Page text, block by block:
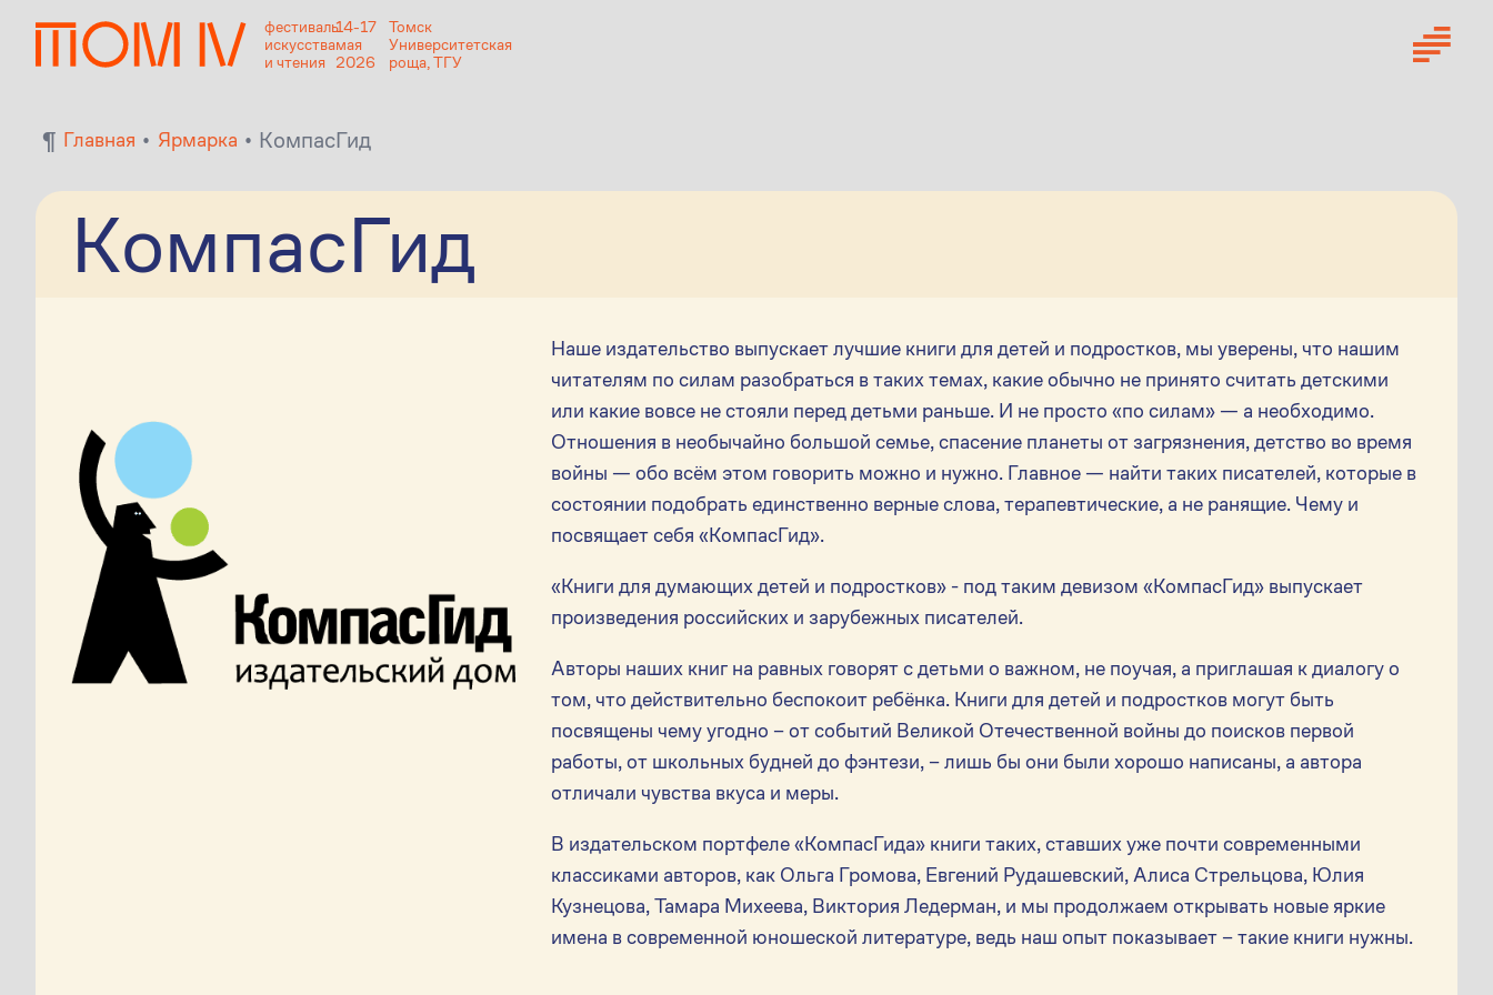
фестиваль
искусства
и чтения
14-17
мая
2026
Томск
Университетская
роща, ТГУ
¶ Главная • Ярмарка • КомпасГид
КомпасГид
Наше издательство выпускает лучшие книги для детей и подростков, мы уверены, что нашим
читателям по силам разобраться в таких темах, какие обычно не принято считать детскими
или какие вовсе не стояли перед детьми раньше. И не просто «по силам» — а необходимо.
Отношения в необычайно большой семье, спасение планеты от загрязнения, детство во время
войны — обо всём этом говорить можно и нужно. Главное — найти таких писателей, которые в
состоянии подобрать единственно верные слова, терапевтические, а не ранящие. Чему и
посвящает себя «КомпасГид».
«Книги для думающих детей и подростков» - под таким девизом «КомпасГид» выпускает
произведения российских и зарубежных писателей.
Авторы наших книг на равных говорят с детьми о важном, не поучая, а приглашая к диалогу о
том, что действительно беспокоит ребёнка. Книги для детей и подростков могут быть
посвящены чему угодно – от событий Великой Отечественной войны до поисков первой
работы, от школьных будней до фэнтези, – лишь бы они были хорошо написаны, а автора
отличали чувства вкуса и меры.
В издательском портфеле «КомпасГида» книги таких, ставших уже почти современными
классиками авторов, как Ольга Громова, Евгений Рудашевский, Алиса Стрельцова, Юлия
Кузнецова, Тамара Михеева, Виктория Ледерман, и мы продолжаем открывать новые яркие
имена в современной юношеской литературе, ведь наш опыт показывает – такие книги нужны.